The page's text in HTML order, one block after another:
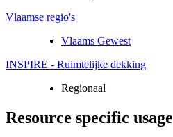
Vlaamse regio's
Vlaams Gewest
INSPIRE - Ruimtelijke dekking
Regionaal
Resource specific usage